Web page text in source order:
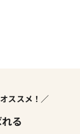
ススメ！／
る